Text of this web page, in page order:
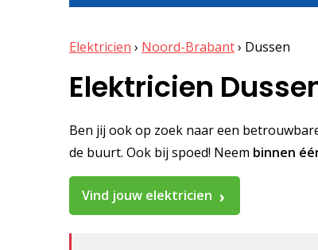
Elektricien › Noord-Brabant› Dussen
Elektricien
Ben jij ook op zoek naar een
de buurt. Ook bij spoed! Neem binnen
Vind jouw elektricien